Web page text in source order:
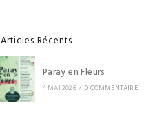
Articles Récents
Paray en Fleurs
4 MAI 2026 / 0 COMMENTAIRE